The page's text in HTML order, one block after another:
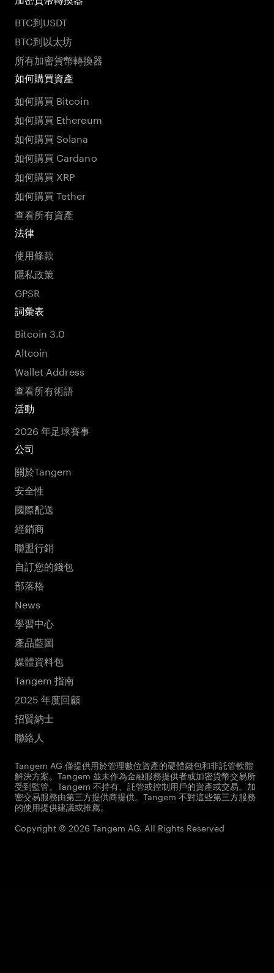
BTC到USDT
BTC到以太坊
所有加密貨幣轉換器
如何購買資產
如何購買 Bitcoin
如何購買 Ethereum
如何購買 Solana
如何購買 Cardano
如何購買 XRP
如何購買 Tether
查看所有資產
法律
使用條款
隱私政策
GPSR
詞彙表
Bitcoin 3.0
Altcoin
Wallet Address
查看所有術語
活動
2026 年足球賽事
公司
關於Tangem
安全性
國際配送
經銷商
聯盟行銷
自訂您的錢包
部落格
News
學習中心
產品藍圖
媒體資料包
Tangem 指南
2025 年度回顧
招賢納士
聯絡人
Tangem AG 僅提供用於管理數位資產的硬體錢包和非託管軟體
解決方案。Tangem 並未作為金融服務提供者或加密貨幣交易所
受到監管。Tangem 不持有、託管或控制用戶的資產或交易。加
密交易服務由第三方提供商提供。Tangem 不對這些第三方服務
的使用提供建議或推薦。